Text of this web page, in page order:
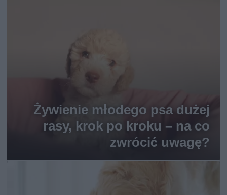
Żywienie młodego psa dużej
rasy, krok po kroku – na co
zwrócić uwagę?